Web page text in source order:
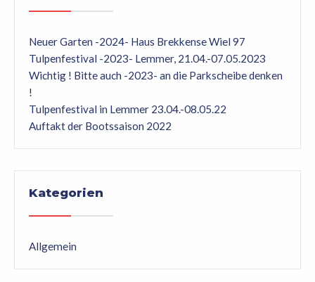
Neuer Garten -2024- Haus Brekkense Wiel 97
Tulpenfestival -2023- Lemmer, 21.04.-07.05.2023
Wichtig ! Bitte auch -2023- an die Parkscheibe denken
!
Tulpenfestival in Lemmer 23.04.-08.05.22
Auftakt der Bootssaison 2022
Kategorien
Allgemein